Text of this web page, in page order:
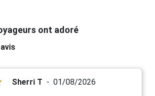
ont adoré
Sherri T 01/08/2026